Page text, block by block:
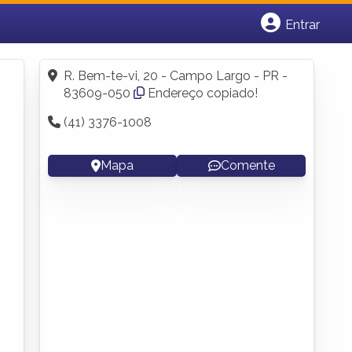
Entrar
Fazer login
Criar conta
R. Bem-te-vi, 20 - Campo Largo - PR -
83609-050
Endereço copiado!
(41) 3376-1008
Mapa Comente